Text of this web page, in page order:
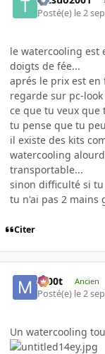
Posté(e) le 2
le watercooling est
doigts de fée...
aprés le prix est en
regarde sur pc-
ce que tu veux que
tu pense que tu
il existe des kits
watercooling
transportable...
sinon difficulté si tu
tu n'ai pas 2 mains
Citer
m00t Ancien
Posté(e) le 2
Un watercooling